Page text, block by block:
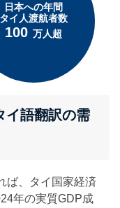
日本への年間
タイ人渡航者数
100 万人超
イ語翻訳の需
、
タイ国家経済
年の実質GDP成